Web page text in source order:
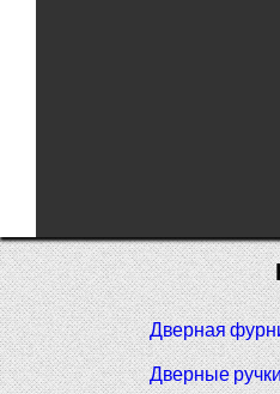
Дверная
Дверные ручки